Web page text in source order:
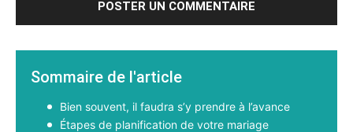
Sommaire de l'article
Bien souvent, il faudra s’y prendre à l’avance
Étapes de planification de votre mariage